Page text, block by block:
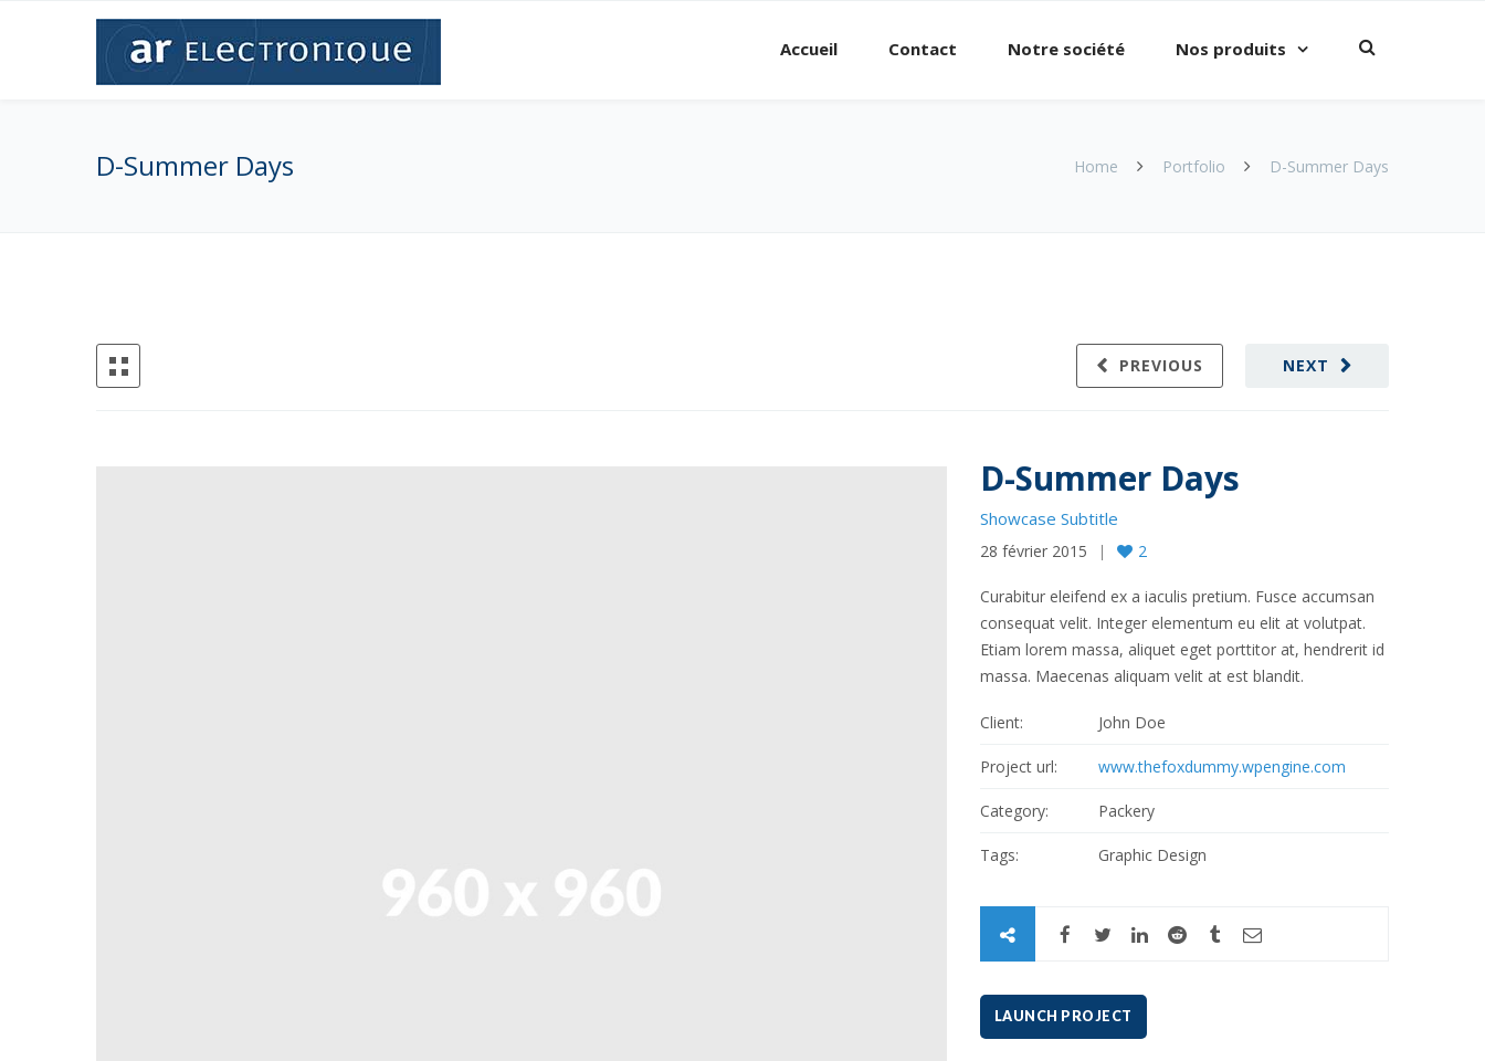
Accueil Contact Notre société Nos produits
D-Summer Days Home Portfolio D-Summer Days
NEXT
PREVIOUS
D-Summer Days
Showcase Subtitle
28 février 2015 2
Curabitur eleifend ex a iaculis pretium. Fusce accumsan
consequat velit. Integer elementum eu elit at volutpat.
Etiam lorem massa, aliquet eget porttitor at, hendrerit id
massa. Maecenas aliquam velit at est blandit.
Client: John Doe
Project url: www.thefoxdummy.wpengine.com
Category: Packery
Tags: Graphic Design
LAUNCH PROJECT